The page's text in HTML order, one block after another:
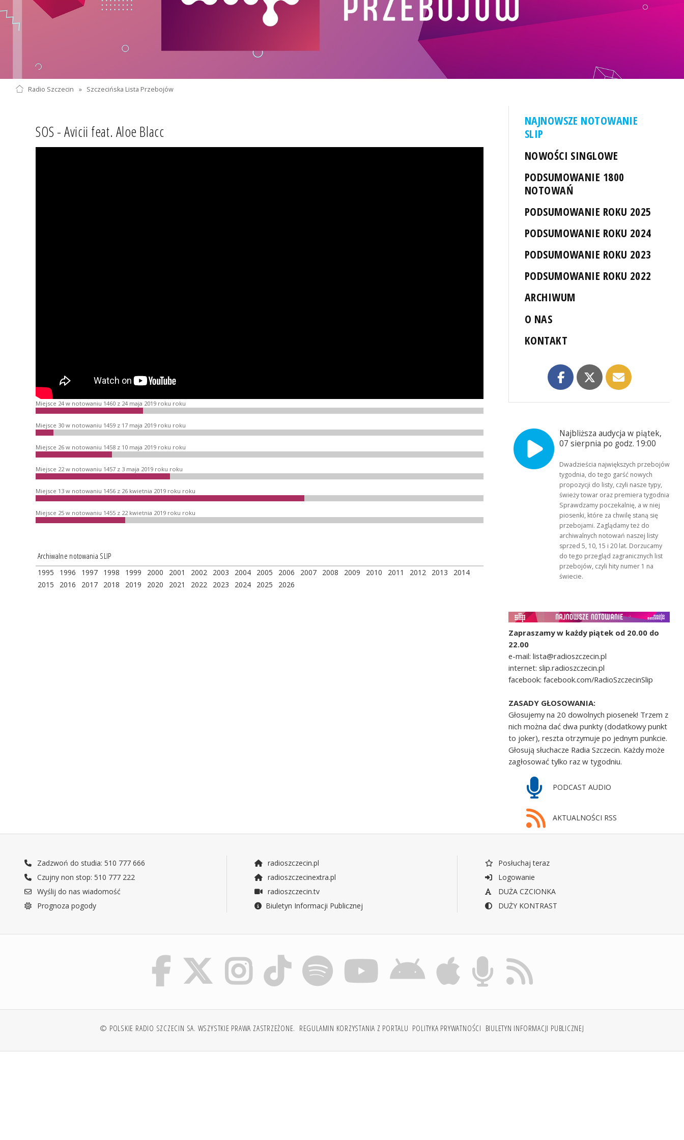
Radio Szczecin » Szczecińska Lista Przebojów
SOS - Avicii feat. Aloe Blacc
Miejsce 24 w notowaniu 1460 z 24 maja 2019 roku roku
Miejsce 30 w notowaniu 1459 z 17 maja 2019 roku roku
Miejsce 26 w notowaniu 1458 z 10 maja 2019 roku roku
Miejsce 22 w notowaniu 1457 z 3 maja 2019 roku roku
Miejsce 13 w notowaniu 1456 z 26 kwietnia 2019 roku roku
Miejsce 25 w notowaniu 1455 z 22 kwietnia 2019 roku roku
Archiwalne notowania SLIP
1995 1996 1997 1998 1999 2000 2001 2002 2003 2004 2005 2006 2007 2008 2009 2010 2011 2012 2013
2014
2015
2016 2017 2018 2019 2020 2021 2022 2023 2024 2025 2026
NAJNOWSZE NOTOWANIE
SLIP
NOWOŚCI SINGLOWE
PODSUMOWANIE 1800
NOTOWAŃ
PODSUMOWANIE ROKU 2025
PODSUMOWANIE ROKU 2024
PODSUMOWANIE ROKU 2023
PODSUMOWANIE ROKU 2022
ARCHIWUM
O NAS
KONTAKT
Najbliższa audycja w piątek,
07 sierpnia po godz. 19:00
Dwadzieścia największych przebojów
tygodnia, do tego garść nowych
propozycji do listy, czyli nasze typy,
świeży towar oraz premiera tygodnia!
Sprawdzamy poczekalnię, a w niej
piosenki, które za chwilę staną się
przebojami. Zaglądamy też do
archiwalnych notowań naszej listy
sprzed 5, 10, 15 i 20 lat. Dorzucamy
do tego przegląd zagranicznych list
przebojów, czyli hity numer 1 na
świecie.
Zapraszamy w każdy piątek od 20.00 do
22.00
e-mail: lista@radioszczecin.pl
internet: slip.radioszczecin.pl
facebook: facebook.com/RadioSzczecinSlip
ZASADY GŁOSOWANIA:
Głosujemy na 20 dowolnych piosenek! Trzem z
nich można dać dwa punkty (dodatkowy punkt
to joker), reszta otrzymuje po jednym punkcie.
Głosują słuchacze Radia Szczecin. Każdy może
zagłosować tylko raz w tygodniu.
PODCAST AUDIO
AKTUALNOŚCI RSS
Zadzwoń do studia: 510 777 666
Czujny non stop: 510 777 222
Wyślij do nas wiadomość
Prognoza pogody
radioszczecin.pl
radioszczecinextra.pl
radioszczecin.tv
Biuletyn Informacji Publicznej
Posłuchaj teraz
Logowanie
DUŻA CZCIONKA
DUŻY KONTRAST
© POLSKIE RADIO SZCZECIN SA. WSZYSTKIE PRAWA ZASTRZEŻONE. REGULAMIN KORZYSTANIA Z PORTALU POLITYKA PRYWATNOŚCI BIULETYN INFORMACJI PUBLICZNEJ